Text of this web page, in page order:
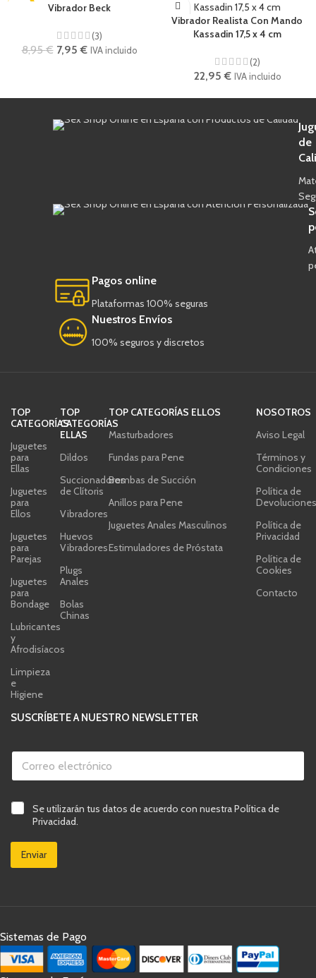
Vibrador Beck
(3)
8,95€ 7,95€ IVA incluido
Vibrador Realista Con Mando
Kassadin 17,5 x 4 cm
(2)
22,95€ IVA incluido
de
Pagos online
Plataformas 100% seguras
Nuestros Envíos
100% seguros y discretos
TOP
CATEGORÍAS
Juguetes
para
Ellas
Juguetes
para
Ellos
Juguetes
para
Parejas
Juguetes
para
Bondage
Lubricantes
y
Afrodisíacos
Limpieza
e
Higiene
TOP
CATEGORÍAS
ELLAS
Dildos
Succionadores
de Clítoris
Vibradores
Huevos
Vibradores
Plugs
Anales
Bolas
Chinas
TOP CATEGORÍAS ELLOS
Masturbadores
Fundas para Pene
Bombas de Succión
Anillos para Pene
Juguetes Anales Masculinos
Estimuladores de Próstata
NOSOTROS
Aviso Legal
Términos y
Condiciones
Política de
Política de
Privacidad
Política de
Cookies
Contacto
SUSCRÍBETE A NUESTRO NEWSLETTER
C
r
e
o
l
c
c
o
*
r
f
ó
n
e
C
i
l
e
r
i
f
Se utilizarán tus datos de acuerdo con nuestra Política de
Privacidad.
Enviar
Sistemas de Pago